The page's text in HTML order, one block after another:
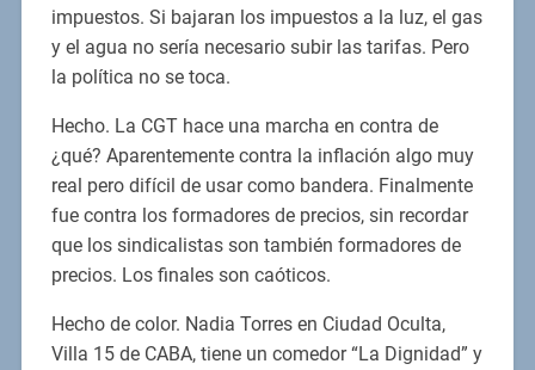
impuestos. Si bajaran los impuestos a la luz, el gas
y el agua no sería necesario subir las tarifas. Pero
la política no se toca.
Hecho. La CGT hace una marcha en contra de
¿qué? Aparentemente contra la inflación algo muy
real pero difícil de usar como bandera. Finalmente
fue contra los formadores de precios, sin recordar
que los sindicalistas son también formadores de
precios. Los finales son caóticos.
Hecho de color. Nadia Torres en Ciudad Oculta,
Villa 15 de CABA, tiene un comedor “La Dignidad” y